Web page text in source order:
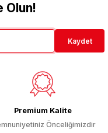
Olun!
Kaydet
Premium Kalite
Önceliğimizdir